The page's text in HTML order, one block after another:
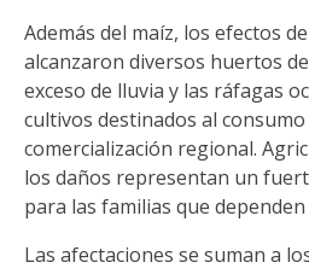
Además del maíz, los efectos
alcanzaron diversos huertos
exceso de lluvia y las ráfagas
cultivos destinados al consumo
comercialización regional.
los daños representan un
para las familias que
Las afectaciones se suman a